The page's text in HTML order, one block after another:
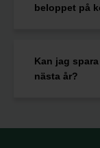
beloppet på
Kan jag
nästa år?